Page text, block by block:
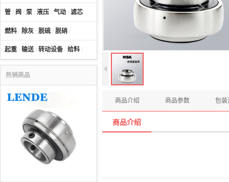
管 / 阀 / 泵 / 液压 / 气动 / 滤芯
燃料 / 除灰 / 脱硫 / 脱硝 /
起重 / 输送/ 转动设备 / 给料 /
热销商品
商品介绍 商品参数 包装
商品介绍